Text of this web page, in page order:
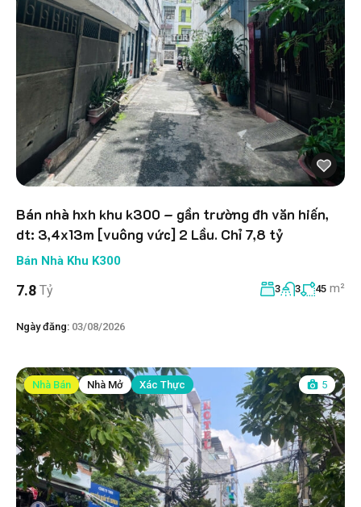
Bán nhà hxh khu k300 – gần trường đh văn hiến,
dt: 3,4x13m [vuông vức] 2 Lầu. Chỉ 7,8 tỷ
Bán Nhà Khu K300
7.8 Tỷ 3 3 45 m²
Ngày đăng: 03/08/2026
Nhà Bán Nhà Mở Xác Thực 5